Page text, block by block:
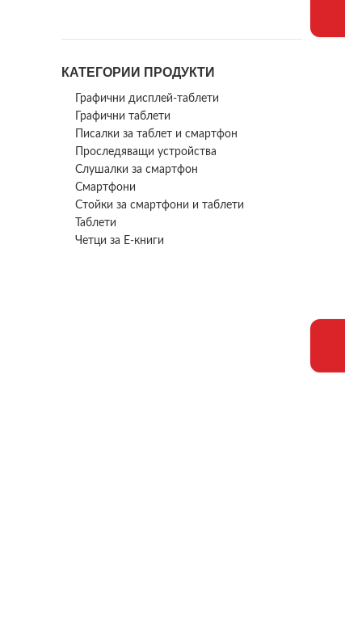
Oukitel
Samsung
TCL
Ulefone
XIAOMI
КАТЕГОРИИ ПРОДУКТИ
Графични дисплей-таблети
Графични таблети
Писалки за таблет и смартфон
Проследяващи устройства
Слушалки за смартфон
Смартфони
Стойки за смартфони и таблети
Таблети
Четци за Е-книги